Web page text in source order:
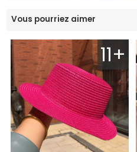
Vous pourriez aimer
11+